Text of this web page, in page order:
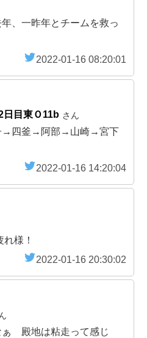
、一昨年とチームを救っ
2022-01-16 08:20:01
日目東Ｏ11b さん
四釜→阿部→山崎→宮下
2022-01-16 14:20:04
様！
2022-01-16 20:30:02
ぁ 殿地は粘走って感じ